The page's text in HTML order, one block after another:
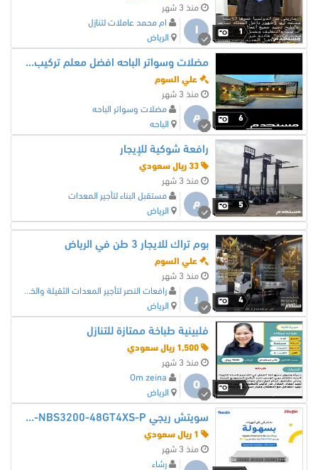
1
منذ 3 شهر
ا
ام محمد عاملات لتنازل
الرياض
6
مضلات وسواتر الباحه افضل معلم تركيب جلسات تركيب مضلات سواتر مودرن خشب
علي السوم
منذ 3 شهر
م
مضلات وسواتر الباحه
الباحه
5
رافعة شوكية للإيجار
منذ 3 شهر
م
مستقبل البناء لتأجير المعدات
الرياض
4
بوم تراك للايجار 3 طن في الرياض
علي السوم
منذ 3 شهر
ر
رافعات النصر لتأجير المعدات الثقيلة والخفيفة
الرياض
1
فلبينية طباخة ممتازة للتنازل
منذ 3 شهر
O
Om zeina
الرياض
سويتش ريجي Reyee RG-NBS3200-48GT4XS-P
منذ 3 شهر
رشاء